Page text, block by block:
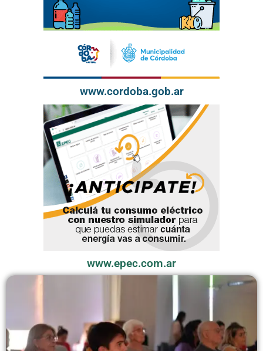
www.cordoba.gob.ar
www.epec.com.ar